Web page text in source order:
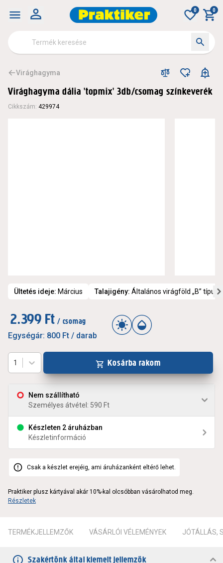
0 0
Virághagyma
Virághagyma dália 'topmix' 3db/csomag színkeverék
Cikkszám: 429974
Ültetés ideje: Március Talajigény: Általános virágföld „B” típusú
2.399 Ft / csomag
Egységár: 800 Ft / darab
Nem szállítható
Személyes átvétel: 590 Ft
Készleten 2 áruházban
Készletinformáció
1 Kosárba rakom
Csak a készlet erejéig, ami áruházanként eltérő lehet.
Praktiker plusz kártyával akár 10%-kal olcsóbban vásárolhatod meg.
Részletek
TERMÉKJELLEMZŐK VÁSÁRLÓI VÉLEMÉNYEK JÓTÁLLÁS,
Szakértőnk által kiemelt jellemzők